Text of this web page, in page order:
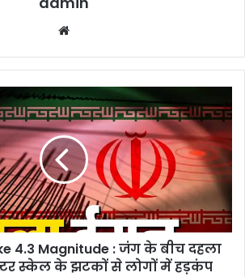
4.3 Magnitude : जंग के बीच दहला
स्केल के झटकों से लोगों में हड़कंप